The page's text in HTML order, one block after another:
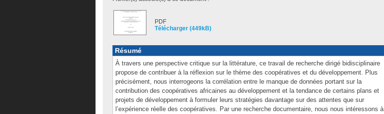
PDF
Télécharger (449kB)
Résumé
À travers une perspective critique sur la littérature, ce travail de recherche dirigé bidisciplinaire
propose de contribuer à la réflexion sur le thème des coopératives et du développement. Plus
précisément, nous interrogeons la corrélation entre le manque de données portant sur la
contribution des coopératives africaines au développement et la tendance de certains plans et
projets de développement à formuler leurs stratégies davantage sur des attentes que sur
l’expérience réelle des coopératives. Par une recherche documentaire, nous nous intéressons à